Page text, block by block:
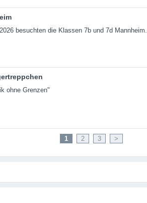
besuchten die Klassen 7b und 7d Mannheim.
ohne Grenzen"
1 2 3 >